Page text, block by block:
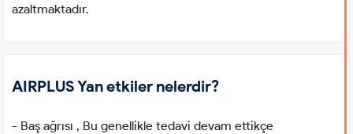
azaltmaktadır.
AIRPLUS Yan etkiler nelerdir?
- Baş ağrısı , Bu genellikle tedavi devam ettikçe